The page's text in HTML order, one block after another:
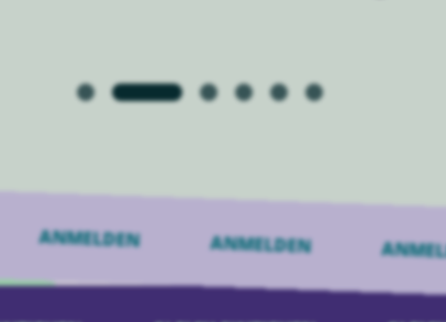
ANMELDEN ANMELDEN